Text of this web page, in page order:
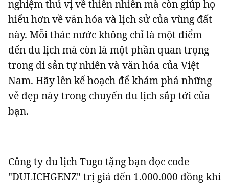
nghiệm thú vị về thiên nhiên mà còn giúp họ
hiểu hơn về văn hóa và lịch sử của vùng đất
này. Mỗi thác nước không chỉ là một điểm
đến du lịch mà còn là một phần quan trọng
trong di sản tự nhiên và văn hóa của Việt
Nam. Hãy lên kế hoạch để khám phá những
vẻ đẹp này trong chuyến du lịch sắp tới của
bạn.
Công ty du lịch Tugo tặng bạn đọc code
"DULICHGENZ" trị giá đến 1.000.000 đồng khi